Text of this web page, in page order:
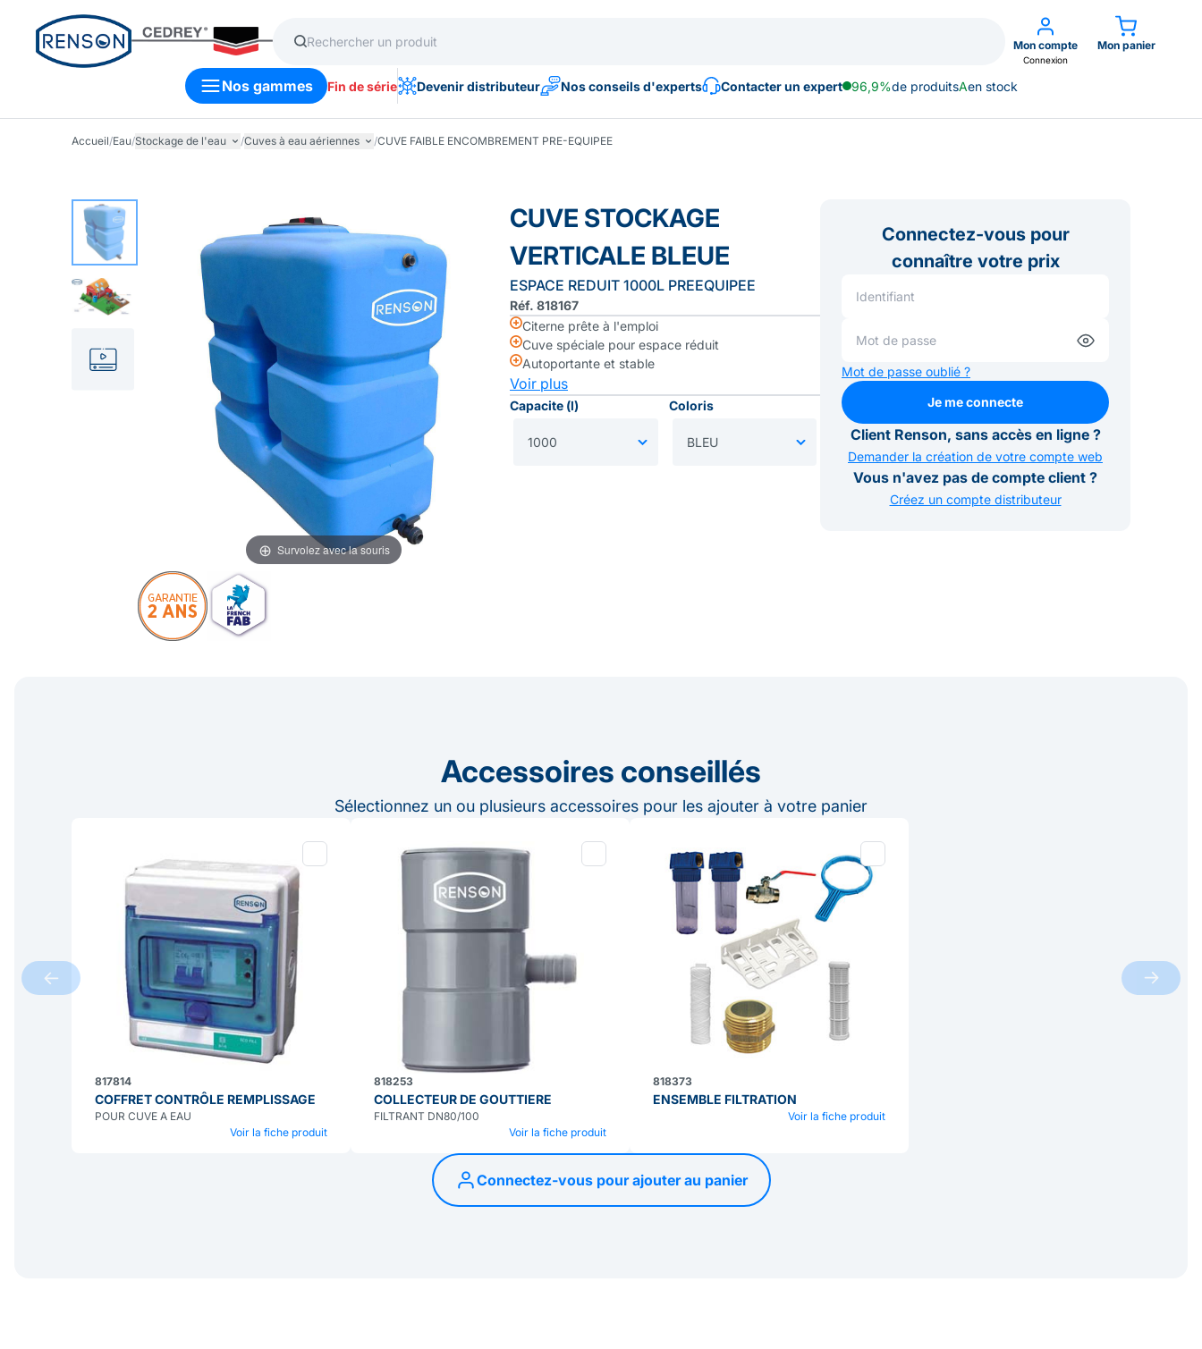
Mon compte
Connexion
Mon panier
Nos gammes Fin de série Devenir distributeur Nos conseils d'experts Contacter un expert 96,9%de produitsAen stock
Accueil/Eau/Stockage de l'eau /Cuves à eau aériennes /CUVE FAIBLE ENCOMBREMENT PRE-EQUIPEE
Survolez avec la souris
CUVE STOCKAGE
VERTICALE BLEUE
ESPACE REDUIT 1000L PREEQUIPEE
Réf. 818167
Citerne prête à l'emploi
Cuve spéciale pour espace réduit
Autoportante et stable
Voir plus
Capacite (l) Coloris
Connectez-vous pour
connaître votre prix
Mot de passe oublié ?
Je me connecte
Client Renson, sans accès en ligne ?
Demander la création de votre compte web
Vous n'avez pas de compte client ?
Créez un compte distributeur
Accessoires conseillés
Sélectionnez un ou plusieurs accessoires pour les ajouter à votre panier
817814
COFFRET CONTRÔLE REMPLISSAGE
POUR CUVE A EAU
Voir la fiche produit
818253
COLLECTEUR DE GOUTTIERE
FILTRANT DN80/100
Voir la fiche produit
818373
ENSEMBLE FILTRATION
Voir la fiche produit
Connectez-vous pour ajouter au panier